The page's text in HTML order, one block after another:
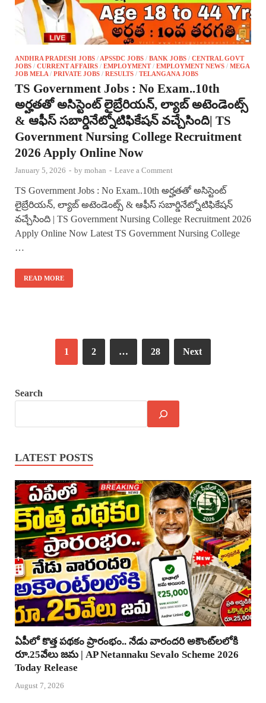
ANDHRA PRADESH JOBS / APSSDC JOBS / BANK JOBS / CENTRAL GOVT
JOBS / CURRENT AFFAIRS / EMPLOYMENT/ EMPLOYMENT NEWS / MEGA
JOB MELA / PRIVATE JOBS / RESULTS / TELANGANA JOBS
TS Government Jobs : No Exam..10th
అర్హతతో అసిస్టెంట్ లైబ్రేరియన్, ల్యాబ్ అటెండెంట్స్
& ఆఫీస్ సబార్డినేట్నోటిఫికేషన్ వచ్చేసింది| TS
Government Nursing College Recruitment
2026 Apply Online Now
January 5, 2026 - by mohan - Leave a Comment
TS Government Jobs : No Exam..10th అర్హతతో అసిస్టెంట్
లైబ్రేరియన్, ల్యాబ్ అటెండెంట్స్ & ఆఫీస్ సబార్డినేట్నోటిఫికేషన్
వచ్చేసింది | TS Government Nursing College Recruitment 2026
Apply Online Now Latest TS Government Nursing College
…
READ MORE
1 2 … 28 Next
Search
LATEST POSTS
ఏపీలో కొత్త పథకం ప్రారంభం.. నేడు వారందరి అకౌంట్‌లలోకి
రూ.25వేలు జమ | AP Netannaku Sevalo Scheme 2026
Today Release
August 7, 2026